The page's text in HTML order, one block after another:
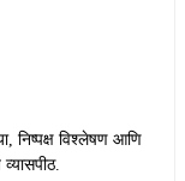
निष्पक्ष विश्लेषण आणि